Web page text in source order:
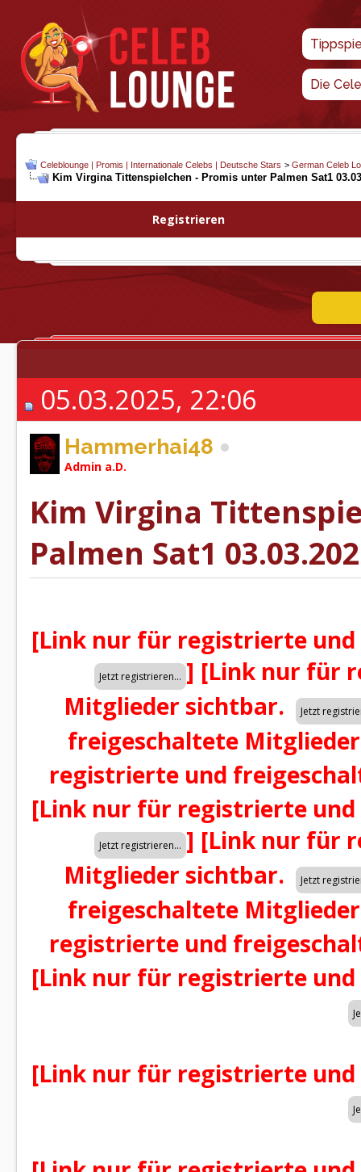
Die
Celeblounge | Promis | Internationale Celebs | Deutsche Stars > German Celeb
Kim Virgina Tittenspielchen - Promis unter Palmen Sat1
Registrieren
05.03.2025, 22:06
Hammerhai48
Admin a.D.
Kim Virgina
Palmen Sat1
[Link nur für registrierte
] [Link nur für
Mitglieder sichtbar.
freigeschaltete
registrierte und
[Link nur für registrierte
] [Link nur für
Mitglieder sichtbar.
freigeschaltete
registrierte und
[Link nur für registrierte
[Link nur für registrierte